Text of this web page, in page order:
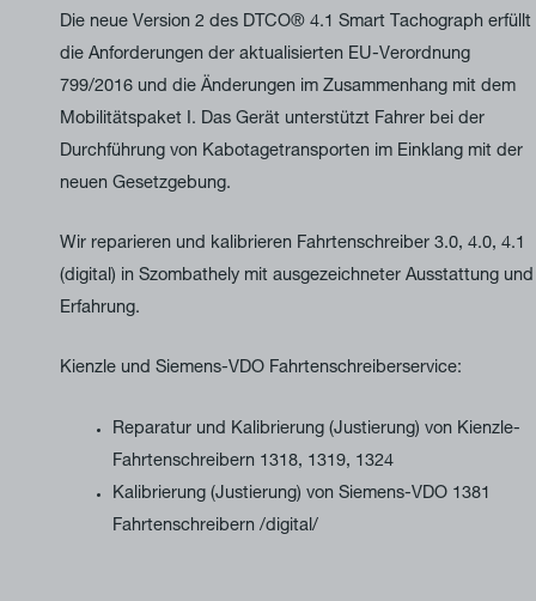
Die neue Version 2 des DTCO® 4.1 Smart Tachograph erfüllt
die Anforderungen der aktualisierten EU-Verordnung
799/2016 und die Änderungen im Zusammenhang mit dem
Mobilitätspaket I. Das Gerät unterstützt Fahrer bei der
Durchführung von Kabotagetransporten im Einklang mit der
neuen Gesetzgebung.
Wir reparieren und kalibrieren Fahrtenschreiber 3.0, 4.0, 4.1
(digital) in Szombathely mit ausgezeichneter Ausstattung und
Erfahrung.
Kienzle und Siemens-VDO Fahrtenschreiberservice:
Reparatur und Kalibrierung (Justierung) von Kienzle-
Fahrtenschreibern 1318, 1319, 1324
Kalibrierung (Justierung) von Siemens-VDO 1381
Fahrtenschreibern /digital/